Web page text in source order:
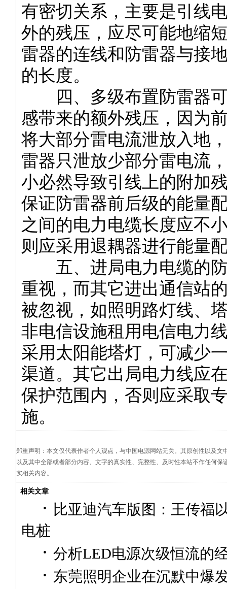
有密切关系，主要是引线
外的残压，应尽可能地缩
雷器的连线和防雷器与接
的长度。
四、多级布置防雷器可
感带来的额外残压，因为
将大部分雷电流泄放入地
雷器只泄放少部分雷电流
小必然导致引线上的附加
保证防雷器前后级的能量
之间的电力电缆长度应不
则应采用退耦器进行能量
五、进局电力电缆的防
重视，而其它进出通信站
被忽视，如照明路灯线、
非电信设施租用电信电力
采用太阳能塔灯，可减少
渠道。其它出局电力线应
保护范围内，否则应采取
施。
郑重声明：本文仅代表作者个人观点，与中国电源网站无关。其原创性以及文
以及其中全部或者部分内容、文字的真实性、完整性、及时性本站不作任何保
实相关内容。
相关文章
· 比亚迪汽车版图：王传福
电桩
· 分析LED电源次级恒流的
· 东莞照明企业在沉默中爆